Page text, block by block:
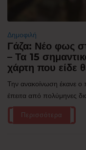
Δημοφιλή
Γάζα: Νέο φως
– Τα 15
χάρτη που είδε
Την ανακοίνωση έκανε
έπειτα από πολύμηνες
Περισσότερα